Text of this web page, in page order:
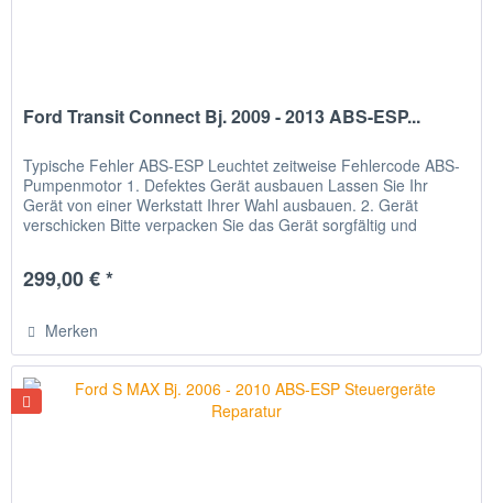
Ford Transit Connect Bj. 2009 - 2013 ABS-ESP...
Typische Fehler ABS-ESP Leuchtet zeitweise Fehlercode ABS-
Pumpenmotor 1. Defektes Gerät ausbauen Lassen Sie Ihr
Gerät von einer Werkstatt Ihrer Wahl ausbauen. 2. Gerät
verschicken Bitte verpacken Sie das Gerät sorgfältig und
299,00 € *
Merken